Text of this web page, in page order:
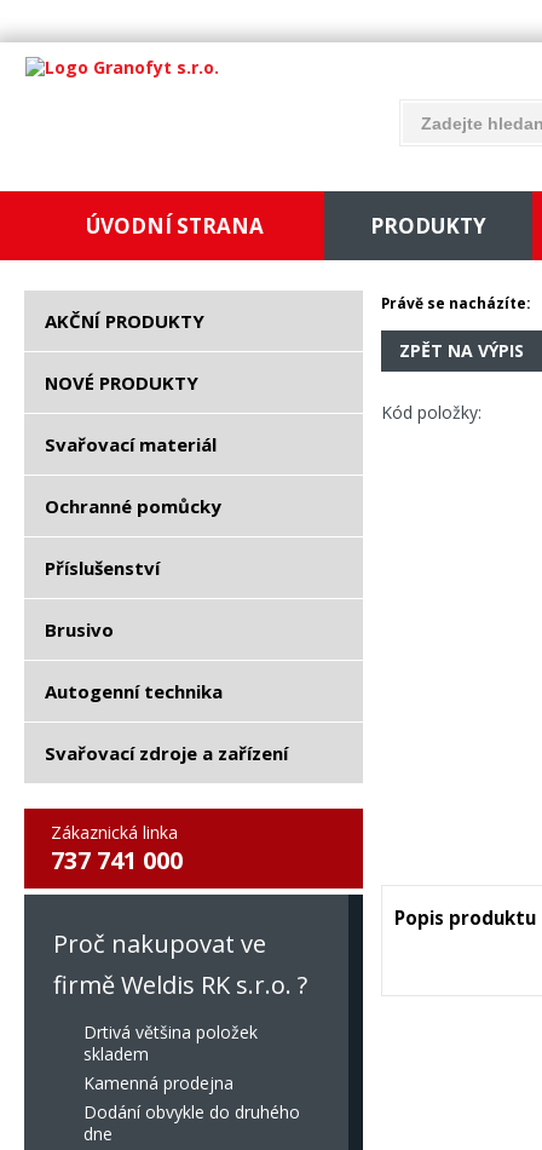
ÚVODNÍ STRANA PRODUKTY
AKČNÍ PRODUKTY
NOVÉ PRODUKTY
Svařovací materiál
Ochranné pomůcky
Příslušenství
Brusivo
Autogenní technika
Svařovací zdroje a zařízení
Zákaznická linka
737 741 000
Proč nakupovat ve
firmě Weldis RK s.r.o. ?
Drtivá většina položek
skladem
Kamenná prodejna
Dodání obvykle do druhého
dne
Právě se nacházíte:
ZPĚT NA VÝPIS
Kód položky:
Popis produktu